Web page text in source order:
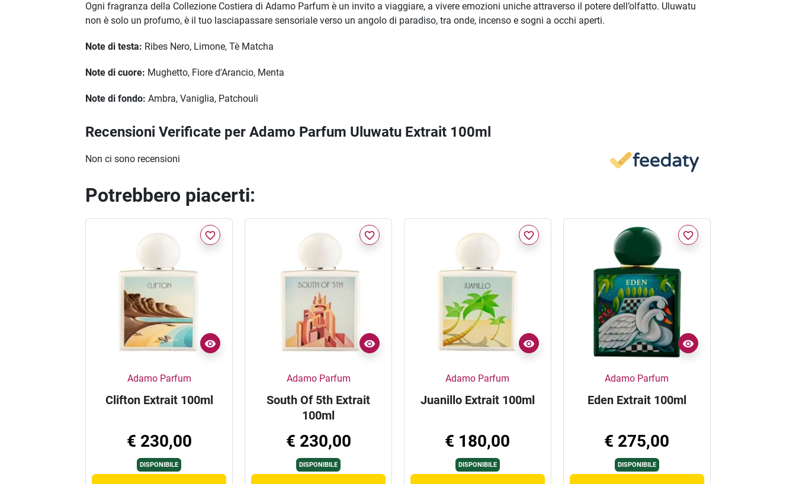
Ogni fragranza della Collezione Costiera di Adamo Parfum è un invito a viaggiare, a vivere emozioni uniche attraverso il potere dell’olfatto. Uluwatu
non è solo un profumo, è il tuo lasciapassare sensoriale verso un angolo di paradiso, tra onde, incenso e sogni a occhi aperti.
Note di testa: Ribes Nero, Limone, Tè Matcha
Note di cuore: Mughetto, Fiore d'Arancio, Menta
Note di fondo: Ambra, Vaniglia, Patchouli
Recensioni Verificate per Adamo Parfum Uluwatu Extrait 100ml
Non ci sono recensioni
Potrebbero piacerti:
favorite_border
Adamo Parfum
Clifton Extrait 100ml
€ 230,00
DISPONIBILE
favorite_border
Adamo Parfum
South Of 5th Extrait
100ml
€ 230,00
DISPONIBILE
favorite_border
Adamo Parfum
Juanillo Extrait 100ml
€ 180,00
DISPONIBILE
favorite_border
Adamo Parfum
Eden Extrait 100ml
€ 275,00
DISPONIBILE